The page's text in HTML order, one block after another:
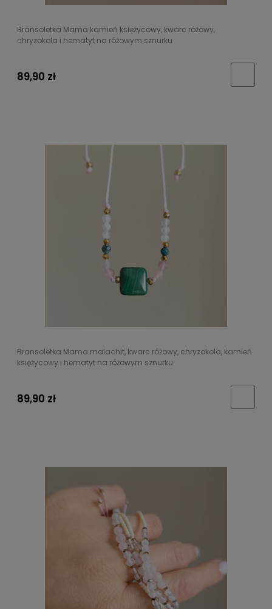
Bransoletka Mama kamień księżycowy, kwarc różowy,
chryzokola i hematyt na różowym sznurku
89,90 zł
Bransoletka Mama malachit, kwarc różowy, chryzokola, kamień
księżycowy i hematyt na różowym sznurku
89,90 zł